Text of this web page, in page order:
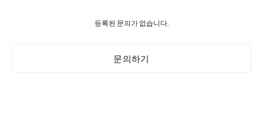
등록된 문의가 없습니다.
문의하기